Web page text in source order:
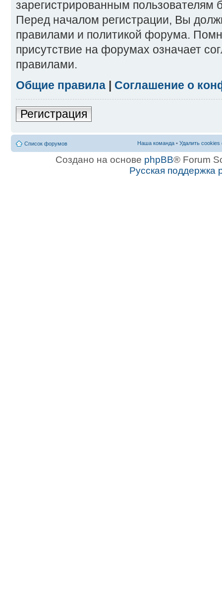
зарегистрированным пользователям
Перед началом регистрации, Вы
правилами и политикой форума.
присутствие на форумах означает
правилами.
Общие правила
Соглашение о
Регистрация
Список форумов Наша команда • Удалить
Создано на основе phpBB® Forum
Русская поддержка